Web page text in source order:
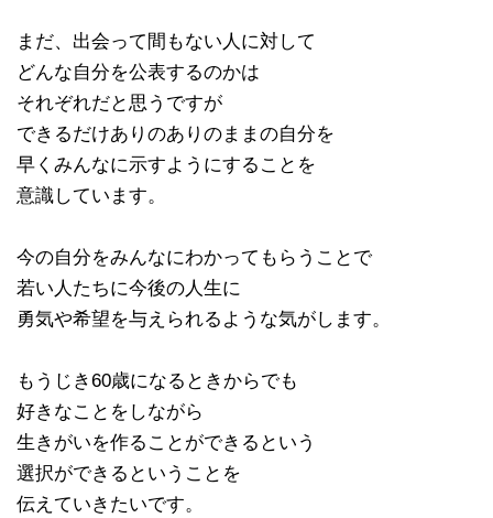
まだ、出会って間もない人に対して
どんな自分を公表するのかは
それぞれだと思うですが
できるだけありのありのままの自分を
早くみんなに示すようにすることを
意識しています。
今の自分をみんなにわかってもらうことで
若い人たちに今後の人生に
勇気や希望を与えられるような気がします。
もうじき60歳になるときからでも
好きなことをしながら
生きがいを作ることができるという
選択ができるということを
伝えていきたいです。